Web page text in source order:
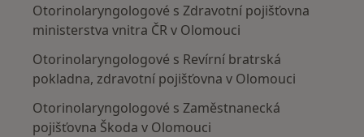
Otorinolaryngologové s Zdravotní pojišťovna
ministerstva vnitra ČR v Olomouci
Otorinolaryngologové s Revírní bratrská
pokladna, zdravotní pojišťovna v Olomouci
Otorinolaryngologové s Zaměstnanecká
pojišťovna Škoda v Olomouci